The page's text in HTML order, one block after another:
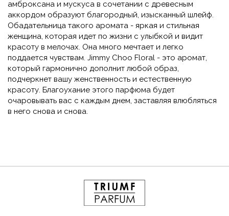
амброксана и мускуса в сочетании с древесным
аккордом образуют благородный, изысканный шлейф.
Обадательница такого аромата - яркая и стильная
женщина, которая идет по жизни с улыбкой и видит
красоту в мелочах. Она много мечтает и легко
поддается чувствам. Jimmy Choo Floral - это аромат,
который гармонично дополнит любой образ,
подчеркнет вашу женственность и естественную
красоту. Благоухание этого парфюма будет
очаровывать вас с каждым днем, заставляя влюбляться
в него снова и снова.